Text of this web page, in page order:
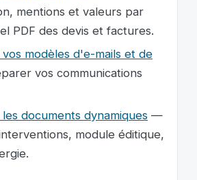
mentions et valeurs par
PDF des devis et factures.
modèles d'e-mails et de
vos communications
documents dynamiques —
module éditique,